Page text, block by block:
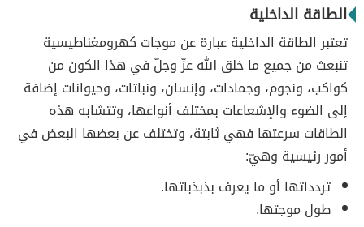
الطاقة الداخلية
تعتبر الطاقة الداخلية عبارة عن موجات كهرومغناطيسية
تنبعث من جميع ما خلق الله عزّ وجلّ في هذا الكون من
كواكب، ونجوم، وجمادات، وإنسان، ونباتات، وحيوانات إضافة
إلى الضوء والإشعاعات بمختلف أنواعها، وتتشابه هذه
الطاقات سرعتها فهي ثابتة، وتختلف عن بعضها البعض في
أمور رئيسية وهيّ:
تردداتها أو ما يعرف بذبذباتها.
طول موجتها.